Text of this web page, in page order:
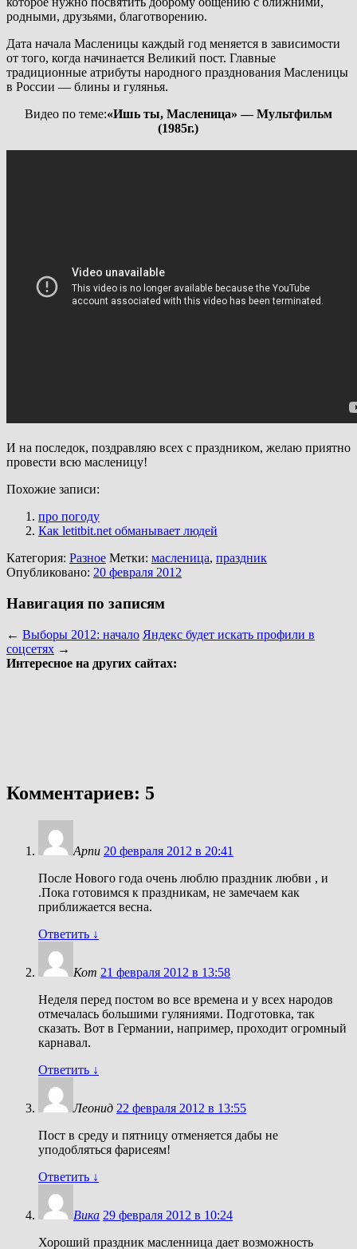
родными, друзьями, благотворению.
Дата начала Масленицы каждый год меняется в зависимости
от того, когда начинается Великий пост. Главные
традиционные атрибуты народного празднования Масленицы
в России — блины и гулянья.
Видео по теме:«Ишь ты, Масленица» — Мультфильм
(1985г.)
И на последок, поздравляю всех с праздником, желаю приятно
провести всю масленицу!
Похожие записи:
про погоду
Как letitbit.net обманывает людей
Категория: Разное Метки: масленица, праздник
Опубликовано: 20 февраля 2012
Навигация по записям
← Выборы 2012: начало Яндекс будет искать профили в
соцсетях →
Интересное на других сайтах:
Комментариев: 5
Арпи 20 февраля 2012 в 20:41
После Нового года очень люблю праздник любви , и
.Пока готовимся к праздникам, не замечаем как
приближается весна.
Ответить ↓
Кот 21 февраля 2012 в 13:58
Неделя перед постом во все времена и у всех народов
отмечалась большими гуляниями. Подготовка, так
сказать. Вот в Германии, например, проходит огромный
карнавал.
Ответить ↓
Леонид 22 февраля 2012 в 13:55
Пост в среду и пятницу отменяется дабы не
уподобляться фарисеям!
Ответить ↓
Вика 29 февраля 2012 в 10:24
Хороший праздник масленница дает возможность